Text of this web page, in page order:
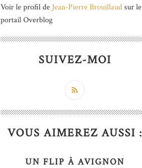
Voir le profil de Jean-Pierre Brouillaudsur le
portail Overblog
SUIVEZ-MOI
VOUS AIMEREZ AUSSI :
UN FLIP À AVIGNON